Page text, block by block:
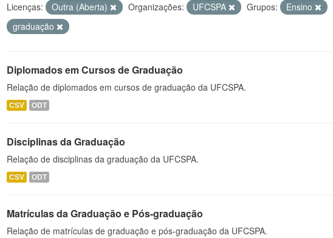
Licenças: Outra (Aberta) Organizações: UFCSPA Grupos: Ensino
graduação
Diplomados em Cursos de Graduação
Relação de diplomados em cursos de graduação da UFCSPA.
CSV ODT
Disciplinas da Graduação
Relação de disciplinas da graduação da UFCSPA.
CSV ODT
Matrículas da Graduação e Pós-graduação
Relação de matrículas de graduação e pós-graduação da UFCSPA.